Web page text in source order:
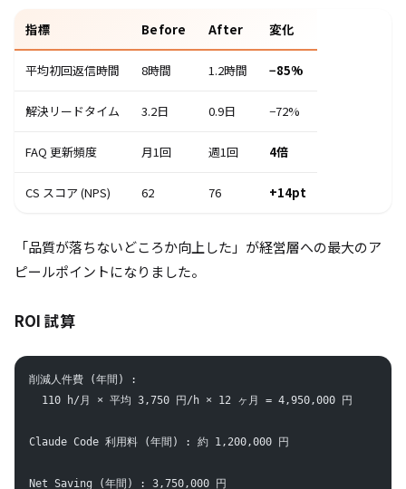
指標 Before After 変化
平均初回返信時間 8時間 1.2時間 −85%
解決リードタイム 3.2日 0.9日 −72%
FAQ 更新頻度 月1回 週1回 4倍
CS スコア (NPS) 62 76 +14pt
「品質が落ちないどころか向上した」が経営層への最大のア
ピールポイントになりました。
ROI 試算
削減人件費 (年間) :
  110 h/月 × 平均 3,750 円/h × 12 ヶ月 = 4,950,000 円
Claude Code 利用料 (年間) : 約 1,200,000 円
Net Saving (年間) : 3,750,000 円